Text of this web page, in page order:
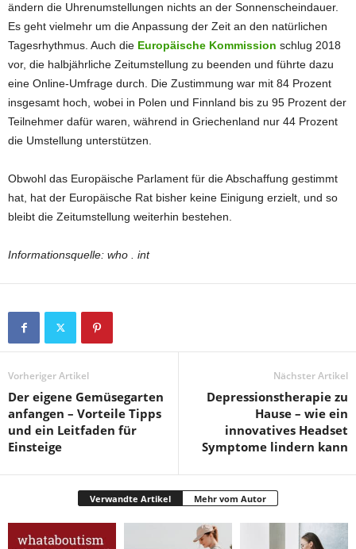
ändern die Uhrenumstellungen nichts an der Sonnenscheindauer.
Es geht vielmehr um die Anpassung der Zeit an den natürlichen
Tagesrhythmus. Auch die Europäische Kommission schlug 2018
vor, die halbjährliche Zeitumstellung zu beenden und führte dazu
eine Online-Umfrage durch. Die Zustimmung war mit 84 Prozent
insgesamt hoch, wobei in Polen und Finnland bis zu 95 Prozent der
Teilnehmer dafür waren, während in Griechenland nur 44 Prozent
die Umstellung unterstützen.
Obwohl das Europäische Parlament für die Abschaffung gestimmt
hat, hat der Europäische Rat bisher keine Einigung erzielt, und so
bleibt die Zeitumstellung weiterhin bestehen.
Informationsquelle: who . int
Vorheriger Artikel
Der eigene Gemüsegarten
anfangen – Vorteile Tipps
und ein Leitfaden für
Einsteige
Nächster Artikel
Depressionstherapie zu
Hause – wie ein
innovatives Headset
Symptome lindern kann
Verwandte Artikel Mehr vom Autor